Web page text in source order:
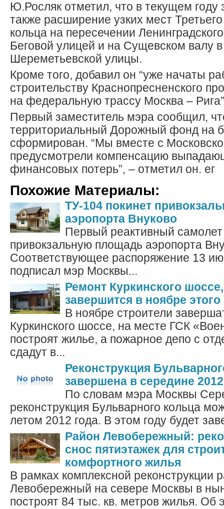
Ю.Росляк отметил, что в текущем году
также расширение узких мест
кольца на пересечении
Беговой улицей и на Сущевском валу
Шереметьевской улицы.
Кроме того, добавил он “уже начаты
строительству Краснопресненского
на федеральную трассу Москва –
Первый заместитель мэра сообщил,
территориальный Дорожный фонд на
сформирован. “Мы вместе с
предусмотрели компенсацию
финансовых потерь”, – отметил он. ег
Похожие Материалы:
ТУ-104 покинет
аэропорта Внуково
Первый реактивный
привокзальную площадь аэропорта
Соответствующее распоряжение 13
подписал мэр Москвы...
Ремонт Куркинского
завершится в ноябре этого
В ноябре строители
Куркинского шоссе, на месте ГСК
построят жилье, а пожарное депо с
сдадут в...
Реконструкция
завершена в середине
По словам мэра Москвы
реконструкция Бульварного кольца
летом 2012 года. В этом году будет
Район Левобережный:
снос пятиэтажек для
комфортного жилья
В рамках комплексной реконструкции
Левобережный на севере Москвы в
построят 84 тыс. кв. метров жилья. Об